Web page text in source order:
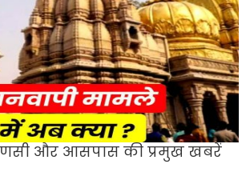
और आसपास की प्रमुख खबरें